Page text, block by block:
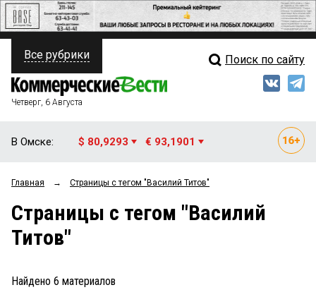
ПОЛИТИКА
ФИНАНСЫ
ОБЩЕСТВО
ЗАКОН
ПРОИСШЕСТВИЯ
Свежий выпуск
Мнения
Рейтинги
Все рубрики Поиск по сайту
Четверг, 6 Августа
В Омске: $ 80,9293 € 93,1901
Главная → Страницы c тегом "Василий Титов"
Страницы c тегом "Василий
Титов"
Найдено 6 материалов